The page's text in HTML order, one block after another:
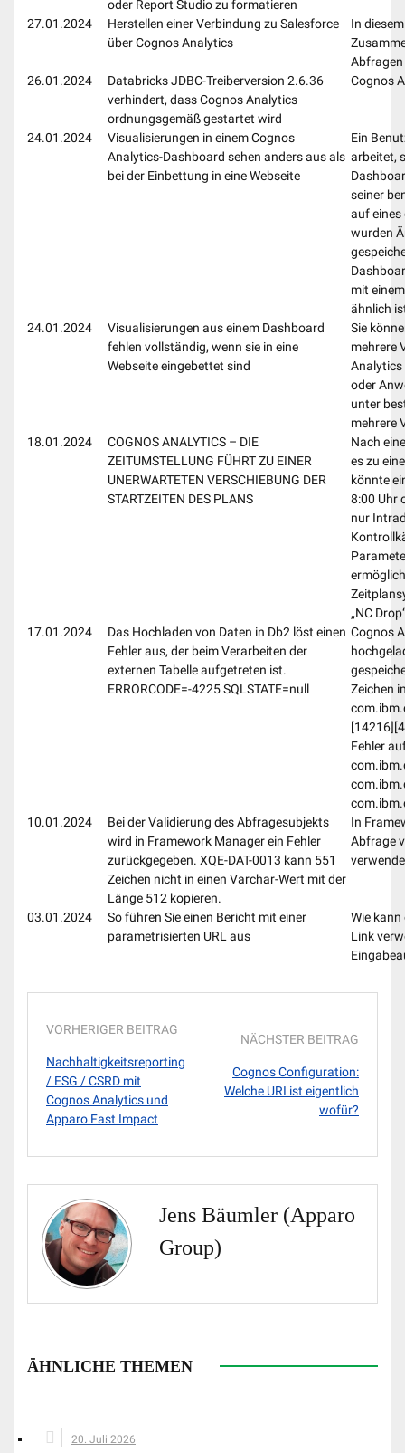
oder Report Studio zu formatieren
27.01.2024
Herstellen einer Verbindung zu Salesforce
über Cognos Analytics
In
26.01.2024
Databricks JDBC-Treiberversion 2.6.36
verhindert, dass Cognos Analytics
ordnungsgemäß gestartet wird
Cognos
24.01.2024
Visualisierungen in einem Cognos
Analytics-Dashboard sehen anders aus als
bei der Einbettung in eine Webseite
Ein
arbeitet,
seiner
auf eines
wurden
mit
ähnlich
24.01.2024
Visualisierungen aus einem Dashboard
fehlen vollständig, wenn sie in eine
Webseite eingebettet sind
Sie
mehrere
Analytics
oder
unter
mehrere
18.01.2024
COGNOS ANALYTICS – DIE
ZEITUMSTELLUNG FÜHRT ZU EINER
UNERWARTETEN VERSCHIEBUNG DER
STARTZEITEN DES PLANS
Nach
es zu
könnte
8:00 Uhr
nur
„NC
17.01.2024
Das Hochladen von Daten in Db2 löst einen
Fehler aus, der beim Verarbeiten der
externen Tabelle aufgetreten ist.
ERRORCODE=-4225 SQLSTATE=null
Cognos
Zeichen
Fehler
10.01.2024
Bei der Validierung des Abfragesubjekts
wird in Framework Manager ein Fehler
zurückgegeben. XQE-DAT-0013 kann 551
Zeichen nicht in einen Varchar-Wert mit der
Länge 512 kopieren.
In
Abfrage
03.01.2024
So führen Sie einen Bericht mit einer
parametrisierten URL aus
Wie kann
Link
VORHERIGER BEITRAG
Nachhaltigkeitsreporting
/ ESG / CSRD mit
Cognos Analytics und
Apparo Fast Impact
NÄCHSTER BEITRAG
Cognos Configuration:
Welche URI ist eigentlich
wofür?
Jens Bäumler (Apparo
Group)
ÄHNLICHE THEMEN
20. Juli 2026